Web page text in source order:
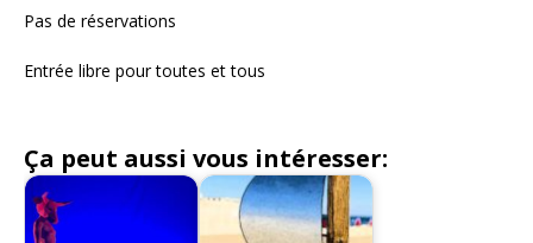
Pas de réservations
Entrée libre pour toutes et tous
Ça peut aussi vous intéresser: